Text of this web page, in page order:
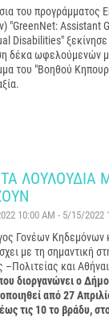
του προγράμματος
"GreenNet: Assistant
Disabilities" ξεκίνησε
δέκα ωφελούμενών
του "Βοηθού
ΛΟΥΛΟΥΔΙΑ
10:00 AM - 5/15/2022
Γονέων Κηδεμόνων
με τη σημαντική
–Πολιτείας και
διοργανώνει ο
από 27
τις 10 το βράδυ,